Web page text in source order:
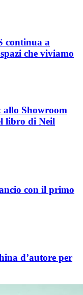
continua a
che viviamo
Showroom
libro di Neil
con il primo
d’autore per